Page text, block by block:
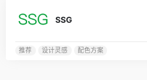
SSG
推荐 设计灵感 配色方案